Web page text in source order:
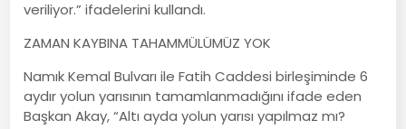
veriliyor.” ifadelerini kullandı.
ZAMAN KAYBINA TAHAMMÜLÜMÜZ YOK
Namık Kemal Bulvarı ile Fatih Caddesi birleşiminde 6
aydır yolun yarısının tamamlanmadığını ifade eden
Başkan Akay, “Altı ayda yolun yarısı yapılmaz mı?